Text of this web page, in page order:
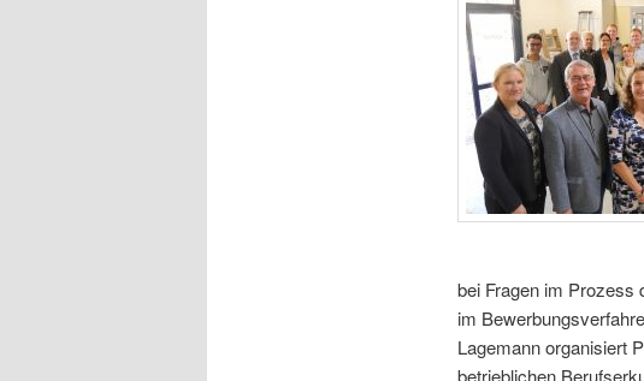
bei Fragen im Prozess
im
Lagemann organisiert
betrieblichen